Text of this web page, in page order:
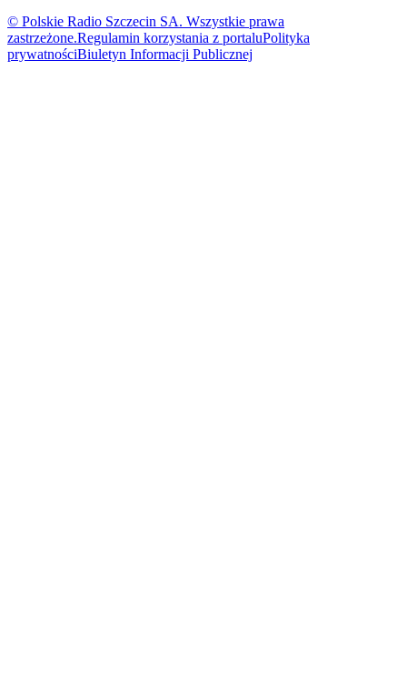
© Polskie Radio Szczecin SA. Wszystkie prawa
zastrzeżone.Regulamin korzystania z portaluPolityka
prywatnościBiuletyn Informacji Publicznej